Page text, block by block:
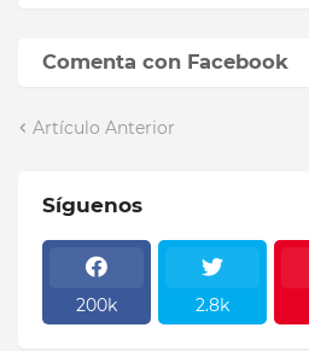
Comenta con Facebook
Artículo Anterior
Síguenos
200k 2.8k